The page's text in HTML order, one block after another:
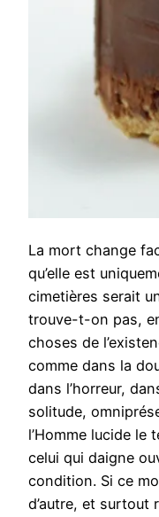
La mort change
qu’elle est
cimetières serait
trouve-t-on pas,
choses de
comme dans la
dans l’horreur,
solitude,
l’Homme lucide le
celui qui daigne
condition. Si ce
d’autre, et surtout